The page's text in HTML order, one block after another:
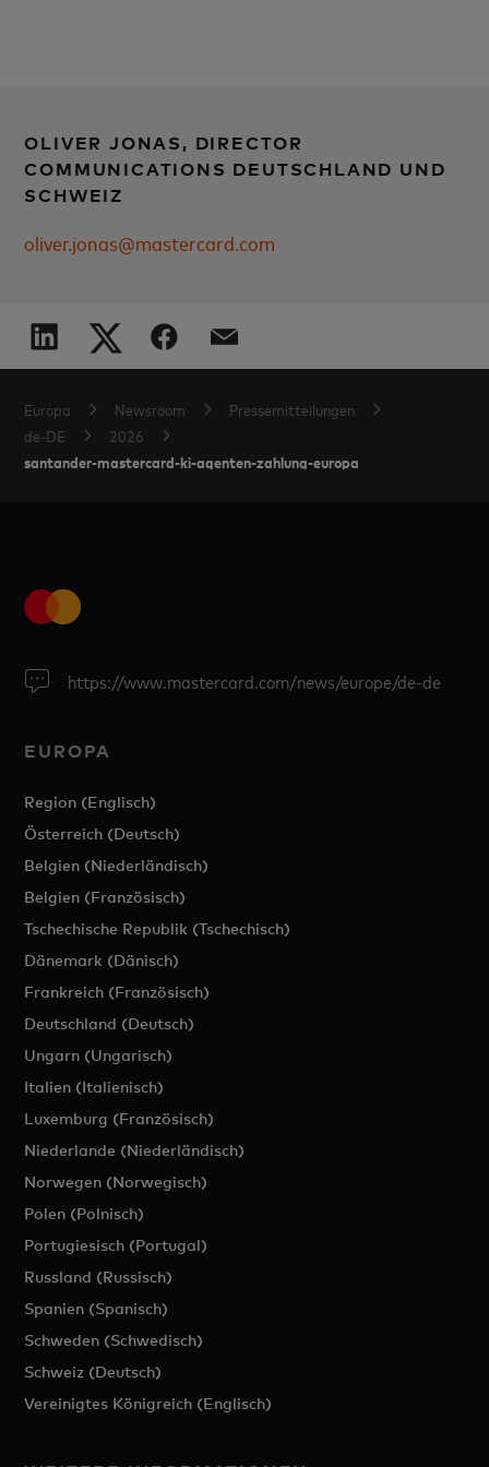
OLIVER JONAS, DIRECTOR
COMMUNICATIONS DEUTSCHLAND UND
SCHWEIZ
oliver.jonas@mastercard.com
Europa Newsroom
Pressemitteilungen
de-DE
2026
santander-mastercard-ki-agenten-zahlung-europa
https://www.mastercard.com/news/europe/de-de
EUROPA
Region (Englisch)
Österreich (Deutsch)
Belgien (Niederländisch)
Belgien (Französisch)
Tschechische Republik (Tschechisch)
Dänemark (Dänisch)
Frankreich (Französisch)
Deutschland (Deutsch)
Ungarn (Ungarisch)
Italien (Italienisch)
Luxemburg (Französisch)
Niederlande (Niederländisch)
Norwegen (Norwegisch)
Polen (Polnisch)
Portugiesisch (Portugal)
Russland (Russisch)
Spanien (Spanisch)
Schweden (Schwedisch)
Schweiz (Deutsch)
Vereinigtes Königreich (Englisch)